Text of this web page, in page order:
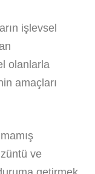
işlevsel
olanlarla
amaçları
ve